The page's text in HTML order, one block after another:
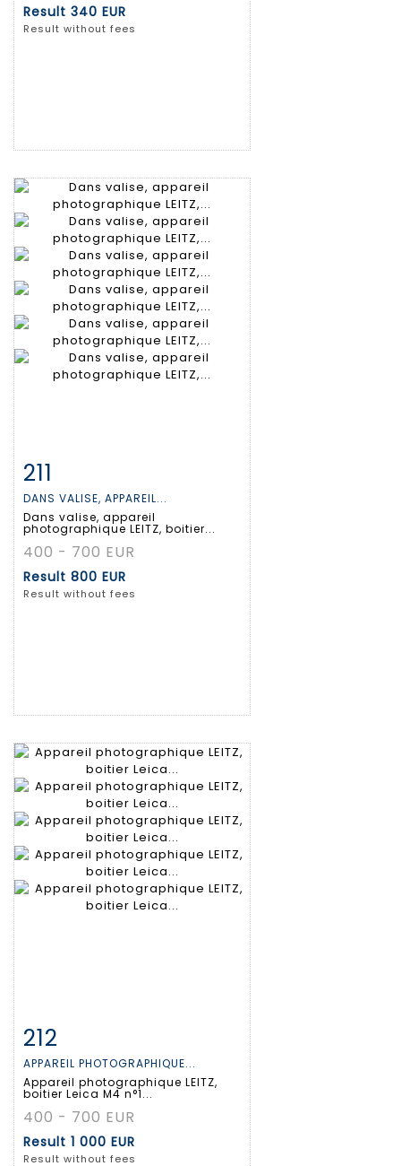
Result 340 EUR
Result without fees
Item detail
211
DANS VALISE, APPAREIL...
Dans valise, appareil
photographique LEITZ, boitier...
400 - 700 EUR
Result 800 EUR
Result without fees
Item detail
212
APPAREIL PHOTOGRAPHIQUE...
Appareil photographique LEITZ,
boitier Leica M4 n°1...
400 - 700 EUR
Result 1 000 EUR
Result without fees